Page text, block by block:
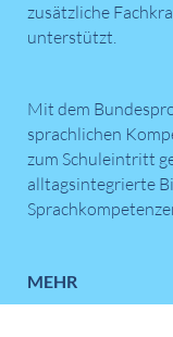
zusätzliche
unterstützt.
Mit dem
sprachlichen
zum Schuleintritt
alltagsintegrierte
MEHR